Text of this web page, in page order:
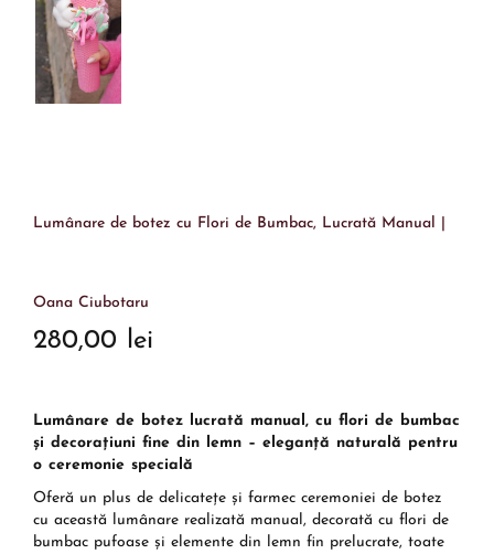
Lumânare de botez cu Flori de Bumbac, Lucrată Manual |
Oana Ciubotaru
280,00 lei
Lumânare de botez lucrată manual, cu flori de bumbac
și decorațiuni fine din lemn – eleganță naturală pentru
o ceremonie specială
Oferă un plus de delicatețe și farmec ceremoniei de botez
cu această lumânare realizată manual, decorată cu flori de
bumbac pufoase și elemente din lemn fin prelucrate, toate